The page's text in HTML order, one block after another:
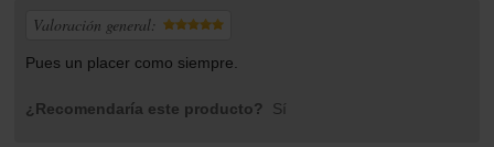
Valoración general:
Pues un placer como siempre.
¿Recomendaría este producto? Sí